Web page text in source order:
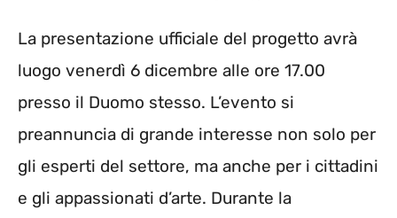
La presentazione ufficiale del progetto avrà
luogo venerdì 6 dicembre alle ore 17.00
presso il Duomo stesso. L’evento si
preannuncia di grande interesse non solo per
gli esperti del settore, ma anche per i cittadini
e gli appassionati d’arte. Durante la